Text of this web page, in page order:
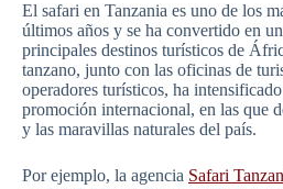
El safari en Tanzania es uno de los
últimos años y se ha convertido en
principales destinos turísticos de
tanzano, junto con las oficinas de
operadores turísticos, ha
promoción internacional, en las que
y las maravillas naturales del país.
Por ejemplo, la agencia Safari